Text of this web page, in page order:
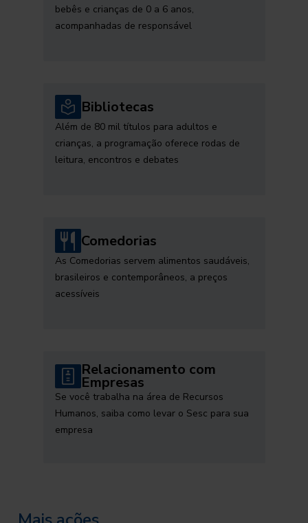
bebês e crianças de 0 a 6 anos,
acompanhadas de responsável
Bibliotecas
Além de 80 mil títulos para adultos e
crianças, a programação oferece rodas de
leitura, encontros e debates
Comedorias
As Comedorias servem alimentos saudáveis,
brasileiros e contemporâneos, a preços
acessíveis
Relacionamento com
Empresas
Se você trabalha na área de Recursos
Humanos, saiba como levar o Sesc para sua
empresa